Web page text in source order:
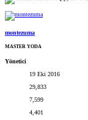
montezuma
MASTER YODA
Yönetici
19 Eki 2016
29,833
7,599
4,401